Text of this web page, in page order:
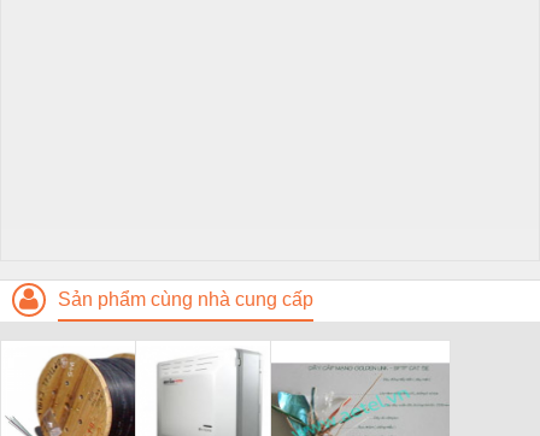
Sản phẩm cùng nhà cung cấp